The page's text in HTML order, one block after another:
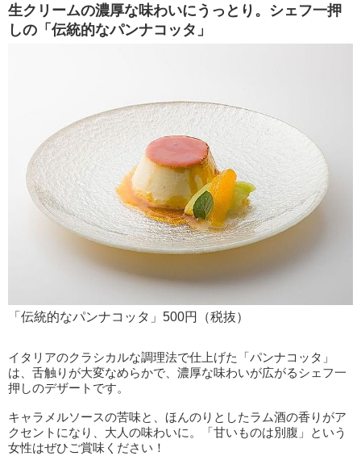
生クリームの濃厚な味わいにうっとり。シェフ一押
しの「伝統的なパンナコッタ」
「伝統的なパンナコッタ」500円（税抜）
イタリアのクラシカルな調理法で仕上げた「パンナコッタ」
は、舌触りが大変なめらかで、濃厚な味わいが広がるシェフ一
押しのデザートです。
キャラメルソースの苦味と、ほんのりとしたラム酒の香りがア
クセントになり、大人の味わいに。「甘いものは別腹」という
女性はぜひご賞味ください！